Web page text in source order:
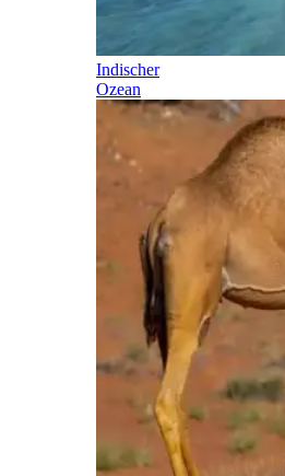
Indischer
Ozean